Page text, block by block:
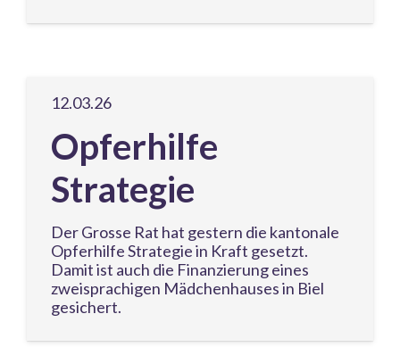
12.03.26
Opferhilfe
Strategie
Der Grosse Rat hat gestern die kantonale
Opferhilfe Strategie in Kraft gesetzt.
Damit ist auch die Finanzierung eines
zweisprachigen Mädchenhauses in Biel
gesichert.